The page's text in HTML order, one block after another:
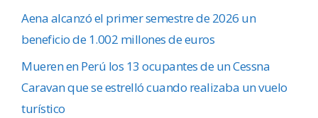
Aena alcanzó el primer semestre de 2026 un
beneficio de 1.002 millones de euros
Mueren en Perú los 13 ocupantes de un Cessna
Caravan que se estrelló cuando realizaba un vuelo
turístico